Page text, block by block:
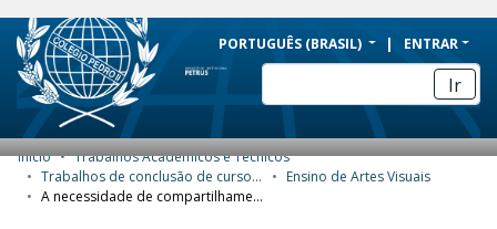
BRAZIL
Simplifique!
Comunica BR
Participe
Acesso à informação
PORTUGUÊS (BRASIL) ENTRAR
Ir
COMUNIDADES E COLEÇÕES
Início
Trabalhos Acadêmicos e Técnicos
Trabalhos de conclusão de curso de Especialização
Ensino de Artes Visuais
A necessidade de compartilhamento e troca entre professores e os problemas encontrados nos primeiros anos docentes